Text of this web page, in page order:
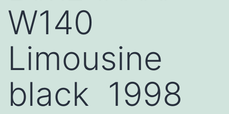
W140
Limousine
black 1998